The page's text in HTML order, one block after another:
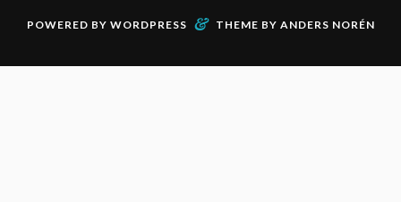
POWERED BY WORDPRESS & THEME BY ANDERS NORÉN